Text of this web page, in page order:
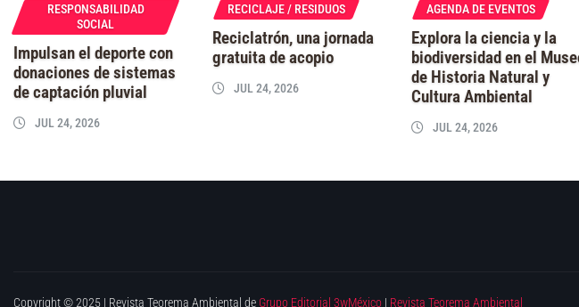
RESPONSABILIDAD
SOCIAL
Impulsan el deporte con
donaciones de sistemas
de captación pluvial
JUL 24, 2026
RECICLAJE / RESIDUOS
Reciclatrón, una jornada
gratuita de acopio
JUL 24, 2026
AGENDA DE EVENTOS
Explora la ciencia y la
biodiversidad en el
de Historia Natural y
Cultura Ambiental
JUL 24, 2026
Copyright © 2025 | Revista Teorema Ambiental de Grupo Editorial 3wMéxico | Revista Teorema Ambiental